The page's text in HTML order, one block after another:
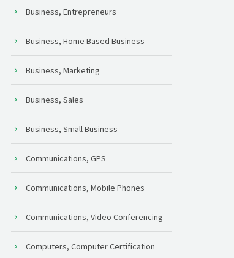
Business, Entrepreneurs
Business, Home Based Business
Business, Marketing
Business, Sales
Business, Small Business
Communications, GPS
Communications, Mobile Phones
Communications, Video Conferencing
Computers, Computer Certification